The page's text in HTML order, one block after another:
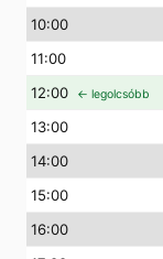
10:00
11:00
12:00 ← legolcsóbb
13:00
14:00
15:00
16:00